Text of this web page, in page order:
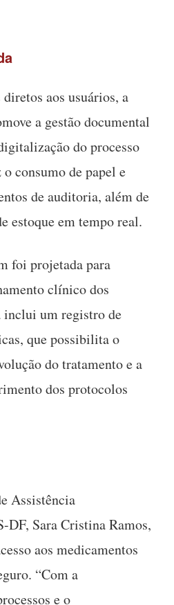
aos usuários, a
a gestão documental
do processo
consumo de papel e
de auditoria, além de
estoque em tempo real.
foi projetada para
clínico dos
inclui um registro de
que possibilita o
do tratamento e a
dos protocolos
Assistência
DF, Sara Cristina Ramos,
aos medicamentos
“Com a
e o